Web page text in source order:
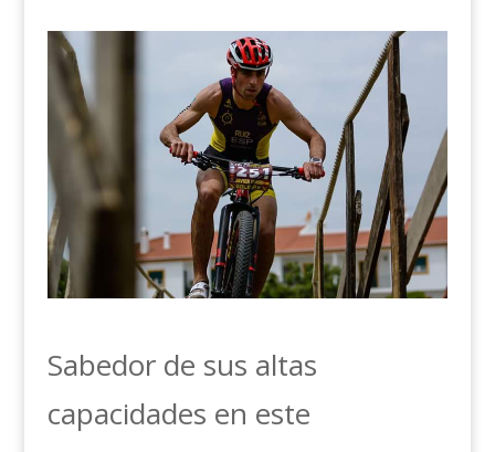
Sabedor de sus altas
capacidades en este